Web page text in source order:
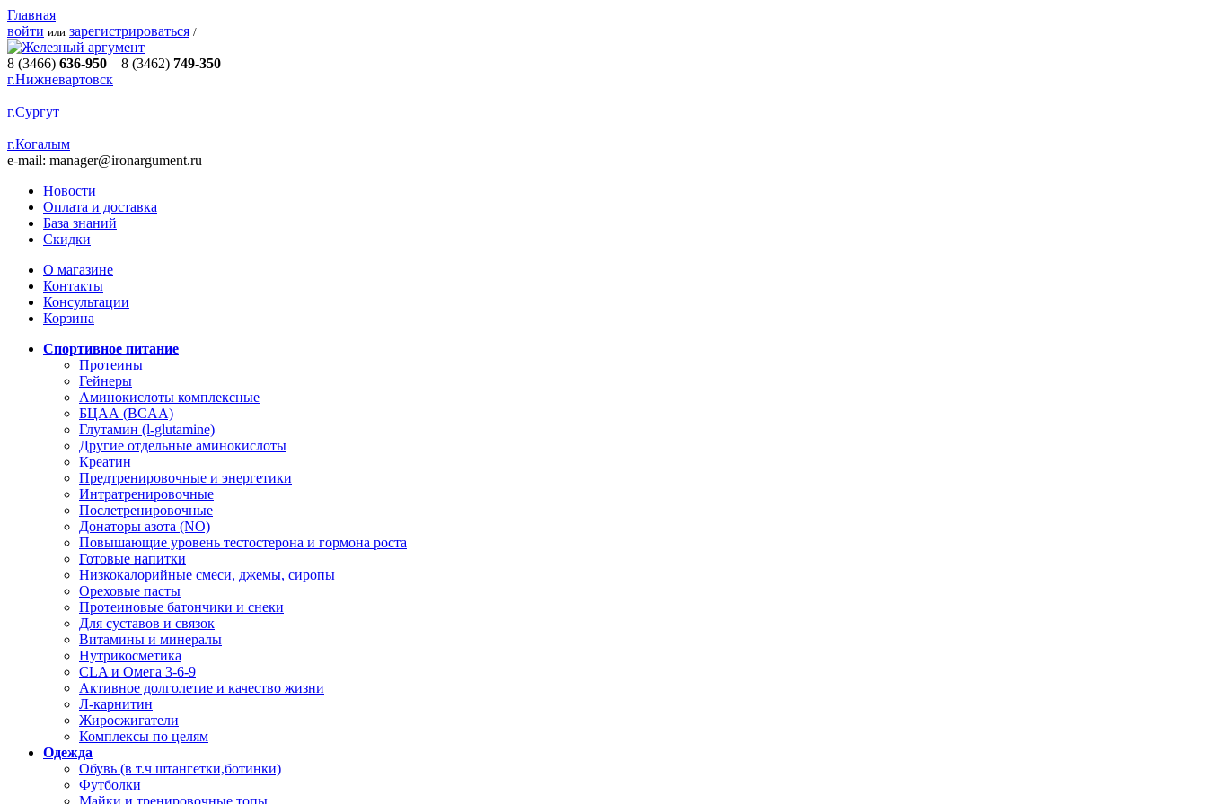
Главная
войти или зарегистрироваться /
8 (3466) 636-950 8 (3462) 749-350
г.Нижневартовск
г.Сургут
г.Когалым
e-mail: manager@ironargument.ru
Новости
Оплата и доставка
База знаний
Скидки
О магазине
Контакты
Консультации
Корзина
Спортивное питание
Протеины
Гейнеры
Аминокислоты комплексные
БЦАА (BCAA)
Глутамин (l-glutamine)
Другие отдельные аминокислоты
Креатин
Предтренировочные и энергетики
Интратренировочные
Послетренировочные
Донаторы азота (NO)
Повышающие уровень тестостерона и гормона роста
Готовые напитки
Низкокалорийные смеси, джемы, сиропы
Ореховые пасты
Протеиновые батончики и снеки
Для суставов и связок
Витамины и минералы
Нутрикосметика
CLA и Омега 3-6-9
Активное долголетие и качество жизни
Л-карнитин
Жиросжигатели
Комплексы по целям
Одежда
Обувь (в т.ч штангетки,ботинки)
Футболки
Майки и тренировочные топы